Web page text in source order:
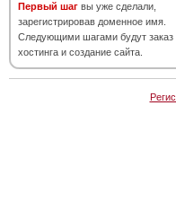
Первый шаг вы уже сделали,
зарегистрировав доменное имя.
Следующими шагами будут заказ
хостинга и создание сайта.